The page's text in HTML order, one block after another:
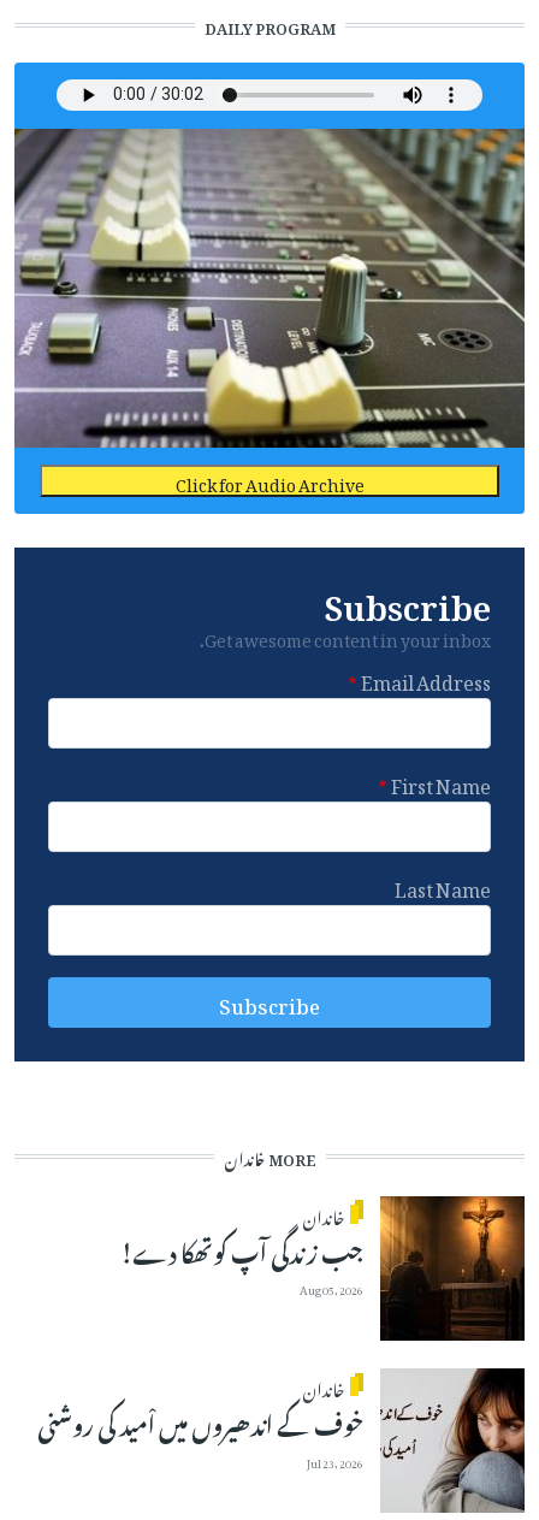
DAILY PROGRAM
Click for Audio Archive
Subscribe
Get awesome content in your inbox.
Email Address
First Name
Last Name
MORE خاندان
خاندان
جب زندگی آپ کوتھکا دے!
Aug 05, 2026
خاندان
خوف کے اندھیروں میں اْمید کی روشنی
Jul 23, 2026